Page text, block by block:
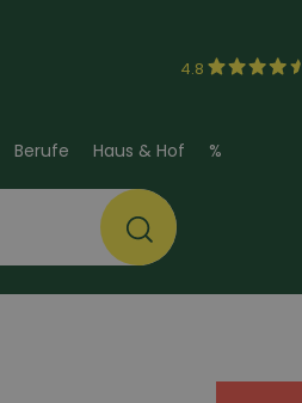
4.8
Berufe Haus & Hof %